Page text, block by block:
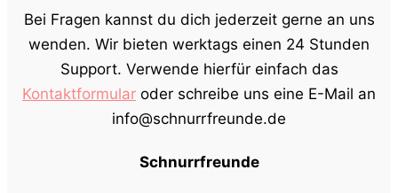
Bei Fragen kannst du dich jederzeit gerne an uns
wenden. Wir bieten werktags einen 24 Stunden
Support. Verwende hierfür einfach das
Kontaktformular oder schreibe uns eine E-Mail an
info@schnurrfreunde.de
Schnurrfreunde